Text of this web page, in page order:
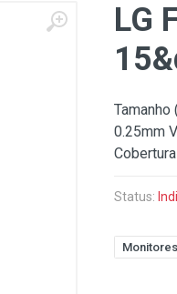
LG
0.25mm
Status:
Monitores